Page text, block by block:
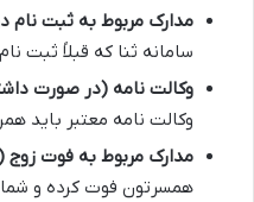
مدارک مربوط به ثبت نام
سامانه ثنا که قبلاً ثبت
وکالت نامه (در صورت
وکالت نامه معتبر باید
مدارک مربوط به فوت زوج
همسرتون فوت کرده و شما